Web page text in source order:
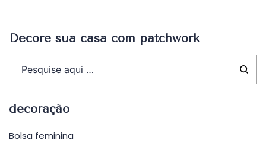
Decore sua casa com patchwork
decoração
Bolsa feminina